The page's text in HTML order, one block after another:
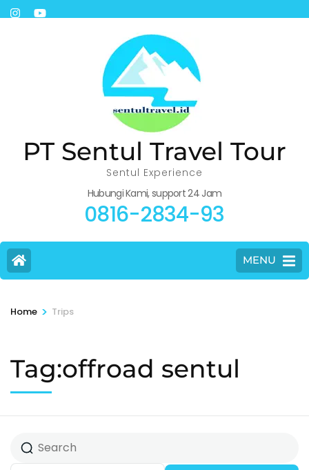
PT Sentul Travel Tour
Sentul Experience
Hubungi Kami, support 24 Jam
0816-2834-93
MENU
Home > Trips
Tag:offroad sentul